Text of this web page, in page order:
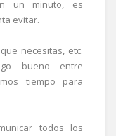
un minuto, es
evitar.
necesitas, etc.
bueno entre
tiempo para
todos los